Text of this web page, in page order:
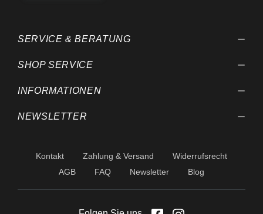
SERVICE & BERATUNG
SHOP SERVICE
INFORMATIONEN
NEWSLETTER
Kontakt Zahlung & Versand
Widerrufsrecht
AGB
FAQ Newsletter Blog